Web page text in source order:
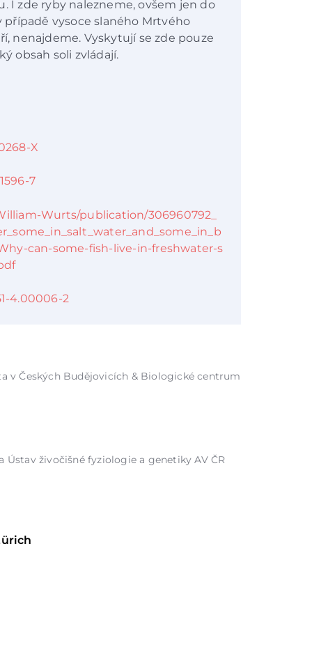
I zde ryby nalezneme, ovšem jen do
případě vysoce slaného Mrtvého
nenajdeme. Vyskytují se zde pouze
obsah soli zvládají.
X
7
Wurts/publication/306960792_
can-some-fish-live-in-freshwater-s
4.00006-2
v Českých Budějovicích & Biologické centrum
živočišné fyziologie a genetiky AV ČR